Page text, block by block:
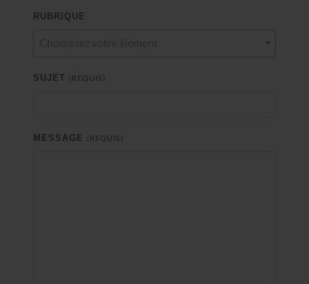
RUBRIQUE
SUJET (REQUIS)
MESSAGE (REQUIS)